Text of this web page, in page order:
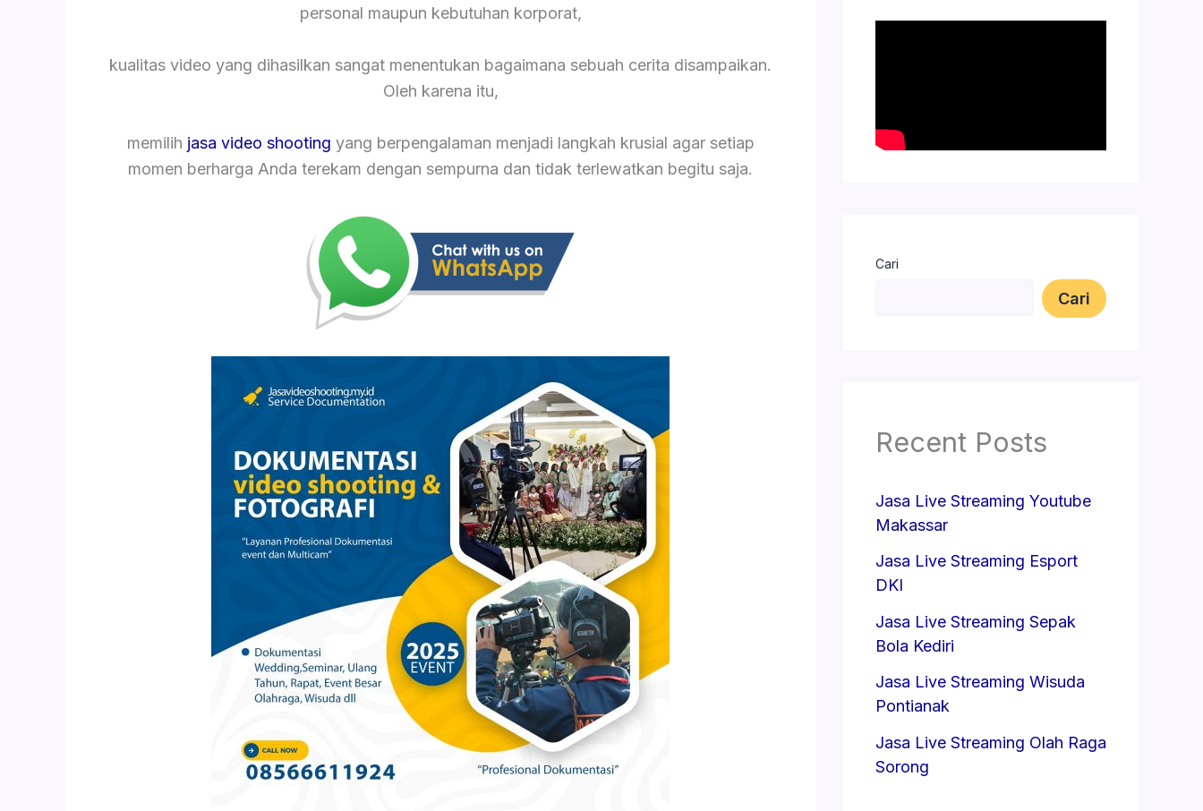
personal maupun kebutuhan korporat,
kualitas video yang dihasilkan sangat menentukan bagaimana sebuah cerita disampaikan.
Oleh karena itu,
memilih jasa video shooting yang berpengalaman menjadi langkah krusial agar setiap
momen berharga Anda terekam dengan sempurna dan tidak terlewatkan begitu saja.
Cari
Cari
Recent Posts
Jasa Live Streaming Youtube
Makassar
Jasa Live Streaming Esport
DKI
Jasa Live Streaming Sepak
Bola Kediri
Jasa Live Streaming Wisuda
Pontianak
Jasa Live Streaming Olah Raga
Sorong